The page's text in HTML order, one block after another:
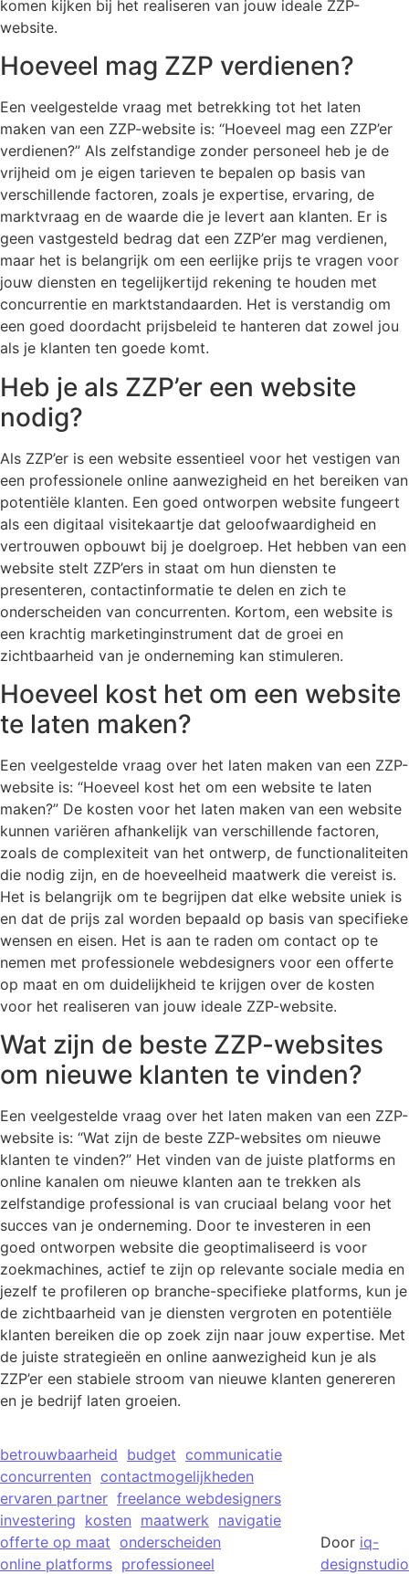
komen kijken bij het realiseren van jouw ideale ZZP-
website.
Hoeveel mag ZZP verdienen?
Een veelgestelde vraag met betrekking tot het laten
maken van een ZZP-website is: “Hoeveel mag een ZZP’er
verdienen?” Als zelfstandige zonder personeel heb je de
vrijheid om je eigen tarieven te bepalen op basis van
verschillende factoren, zoals je expertise, ervaring, de
marktvraag en de waarde die je levert aan klanten. Er is
geen vastgesteld bedrag dat een ZZP’er mag verdienen,
maar het is belangrijk om een eerlijke prijs te vragen voor
jouw diensten en tegelijkertijd rekening te houden met
concurrentie en marktstandaarden. Het is verstandig om
een goed doordacht prijsbeleid te hanteren dat zowel jou
als je klanten ten goede komt.
Heb je als ZZP’er een website
nodig?
Als ZZP’er is een website essentieel voor het vestigen van
een professionele online aanwezigheid en het bereiken van
potentiële klanten. Een goed ontworpen website fungeert
als een digitaal visitekaartje dat geloofwaardigheid en
vertrouwen opbouwt bij je doelgroep. Het hebben van een
website stelt ZZP’ers in staat om hun diensten te
presenteren, contactinformatie te delen en zich te
onderscheiden van concurrenten. Kortom, een website is
een krachtig marketinginstrument dat de groei en
zichtbaarheid van je onderneming kan stimuleren.
Hoeveel kost het om een website
te laten maken?
Een veelgestelde vraag over het laten maken van een ZZP-
website is: “Hoeveel kost het om een website te laten
maken?” De kosten voor het laten maken van een website
kunnen variëren afhankelijk van verschillende factoren,
zoals de complexiteit van het ontwerp, de functionaliteiten
die nodig zijn, en de hoeveelheid maatwerk die vereist is.
Het is belangrijk om te begrijpen dat elke website uniek is
en dat de prijs zal worden bepaald op basis van specifieke
wensen en eisen. Het is aan te raden om contact op te
nemen met professionele webdesigners voor een offerte
op maat en om duidelijkheid te krijgen over de kosten
voor het realiseren van jouw ideale ZZP-website.
Wat zijn de beste ZZP-websites
om nieuwe klanten te vinden?
Een veelgestelde vraag over het laten maken van een ZZP-
website is: “Wat zijn de beste ZZP-websites om nieuwe
klanten te vinden?” Het vinden van de juiste platforms en
online kanalen om nieuwe klanten aan te trekken als
zelfstandige professional is van cruciaal belang voor het
succes van je onderneming. Door te investeren in een
goed ontworpen website die geoptimaliseerd is voor
zoekmachines, actief te zijn op relevante sociale media en
jezelf te profileren op branche-specifieke platforms, kun je
de zichtbaarheid van je diensten vergroten en potentiële
klanten bereiken die op zoek zijn naar jouw expertise. Met
de juiste strategieën en online aanwezigheid kun je als
ZZP’er een stabiele stroom van nieuwe klanten genereren
en je bedrijf laten groeien.
betrouwbaarheid budget communicatie
concurrenten contactmogelijkheden
ervaren partner freelance webdesigners
investering kosten maatwerk navigatie
offerte op maat onderscheiden
online platforms professioneel
Door iq-
designstudio